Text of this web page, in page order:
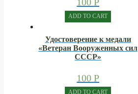
ADD TO CART
Удостоверение к медали
«Ветеран Вооруженных сил
СССР»
100Р
ADD TO CART